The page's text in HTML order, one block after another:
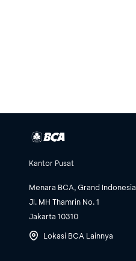
Kantor Pusat
Menara BCA, Grand Indonesia
Jl. MH Thamrin No. 1
Jakarta 10310
Lokasi BCA Lainnya